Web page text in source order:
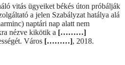
vitás ügyeiket békés úton próbálják
a jelen Szabályzat hatálya alá
naptári nap alatt nem
nézve kikötik a [………]
Város [………], 2018.